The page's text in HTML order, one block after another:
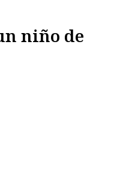
niño de